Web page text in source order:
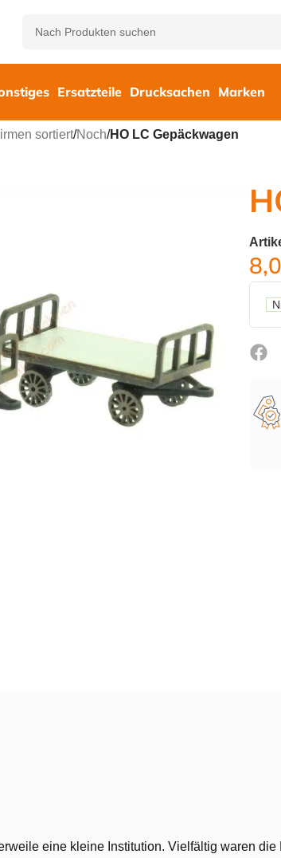
Ersatzteile Drucksachen Marken
sortiert/Noch/HO LC Gepäckwagen
eine kleine Institution. Vielfältig waren